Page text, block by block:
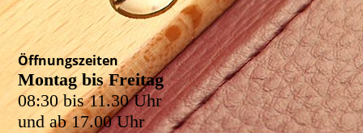
Öffnungszeiten
Montag bis Freitag
08:30 bis 11.30 Uhr
und ab 17.00 Uhr